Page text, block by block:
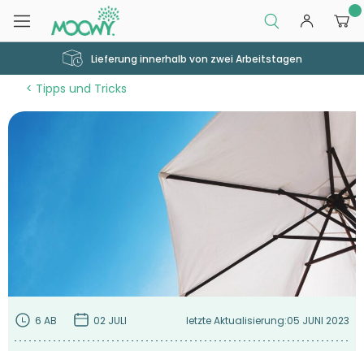
Lieferung innerhalb von zwei Arbeitstagen
Tipps und Tricks
6 AB 02 JULI letzte Aktualisierung:05 JUNI 2023